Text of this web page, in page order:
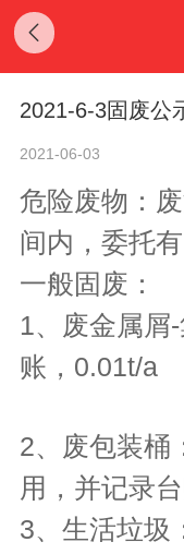
2021-6-3固废公
2021-06-03
危险废物：
间内，委托
一般固废：
1、废金属屑
账，0.01t/a
2、废包装桶
用，并记录
3、生活垃圾